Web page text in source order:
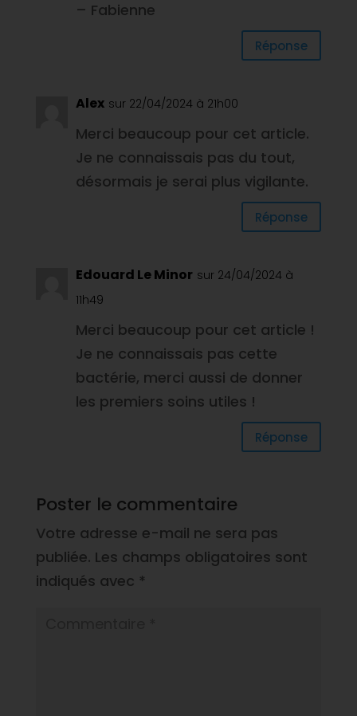
– Fabienne
Réponse
Alex sur 22/04/2024 à 21h00
Merci beaucoup pour cet article.
Je ne connaissais pas du tout,
désormais je serai plus vigilante.
Réponse
Edouard Le Minor sur 24/04/2024 à
11h49
Merci beaucoup pour cet article !
Je ne connaissais pas cette
bactérie, merci aussi de donner
les premiers soins utiles !
Réponse
Poster le commentaire
Votre adresse e-mail ne sera pas
publiée. Les champs obligatoires sont
indiqués avec *